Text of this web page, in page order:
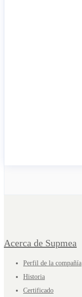
Acerca de Supmea
Perfil de la compañía
Historia
Certificado